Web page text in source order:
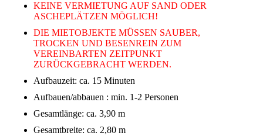
KEINE VERMIETUNG AUF SAND ODER
ASCHEPLÄTZEN MÖGLICH!
DIE MIETOBJEKTE MÜSSEN SAUBER,
TROCKEN UND BESENREIN ZUM
VEREINBARTEN ZEITPUNKT
ZURÜCKGEBRACHT WERDEN.
Aufbauzeit: ca. 15 Minuten
Aufbauen/abbauen : min. 1-2 Personen
Gesamtlänge: ca. 3,90 m
Gesamtbreite: ca. 2,80 m